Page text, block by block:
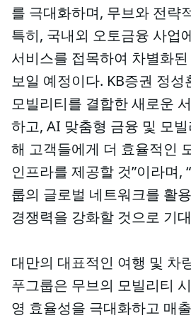
를 극대화하며, 무브와 전략
특히, 국내외 오토금융 사업
서비스를 접목하여 차별화
보일 예정이다. KB증권 정성
모빌리티를 결합한 새로운
하고, AI 맞춤형 금융 및 모
해 고객들에게 더 효율적인
인프라를 제공할 것”이라며,
룹의 글로벌 네트워크를 활
경쟁력을 강화할 것으로 기
대만의 대표적인 여행 및 차
푸그룹은 무브의 모빌리티
영 효율성을 극대화하고 매